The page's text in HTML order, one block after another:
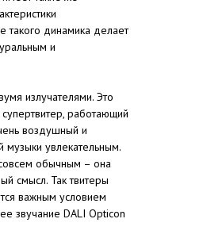
такого динамика делает
и
излучателями. Это
работающий
воздушный и
музыки увлекательным.
обычным – она
смысл. Так твитеры
важным условием
звучание DALI Opticon